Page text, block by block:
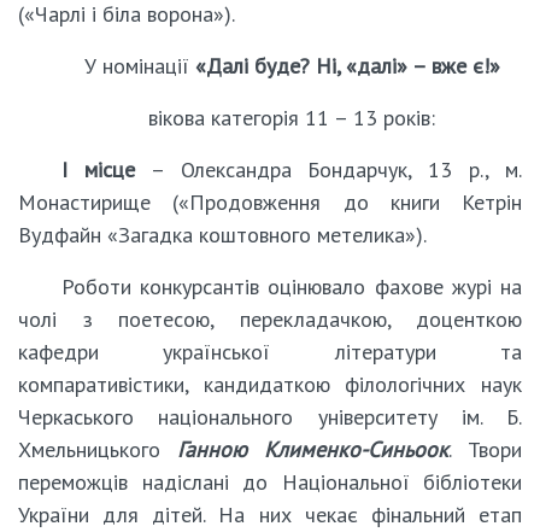
(«Чарлі і біла ворона»).
У номінації «Далі буде? Ні, «далі» – вже є!»
вікова категорія 11 – 13 років:
І місце– Олександра Бондарчук, 13 р., м.
Монастирище («Продовження до книги Кетрін
Вудфайн «Загадка коштовного метелика»).
Роботи конкурсантів оцінювало фахове журі на
чолі з поетесою, перекладачкою, доценткою
кафедри української літератури та
компаративістики, кандидаткою філологічних наук
Черкаського національного університету ім. Б.
Хмельницького Ганною Клименко-Синьоок. Твори
переможців надіслані до Національної бібліотеки
України для дітей. На них чекає фінальний етап